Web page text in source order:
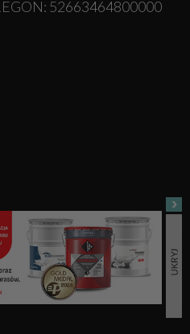
52663464800000